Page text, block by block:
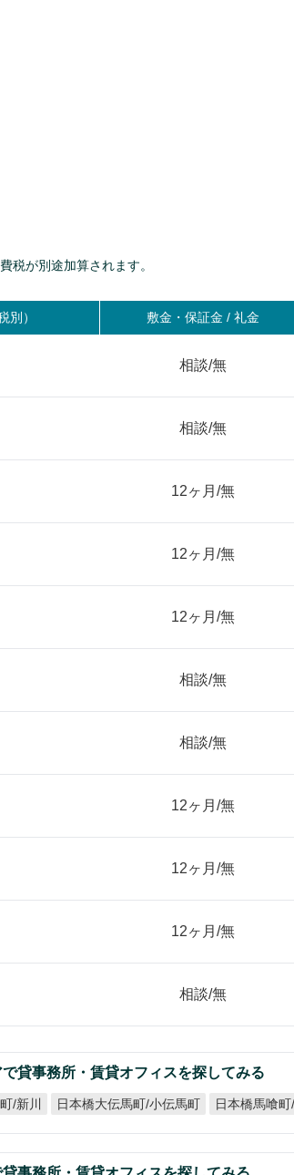
税が別途加算されます。
別） 敷金・保証金 / 礼金
相談/無
相談/無
12ヶ月/無
12ヶ月/無
12ヶ月/無
相談/無
相談/無
12ヶ月/無
12ヶ月/無
12ヶ月/無
相談/無
貸事務所・賃貸オフィスを探してみる
/新川 日本橋大伝馬町/小伝馬町 日本橋馬喰